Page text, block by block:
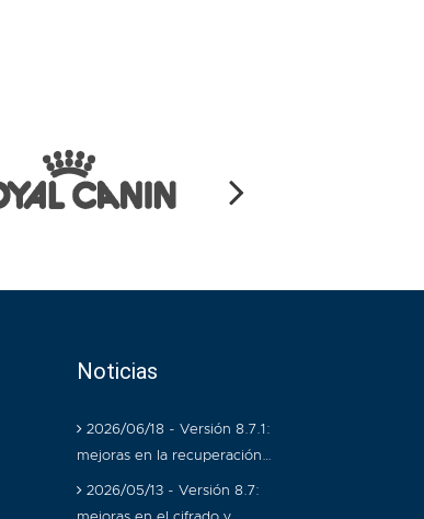
Noticias
2026/06/18 - Versión 8.7.1:
mejoras en la recuperación…
2026/05/13 - Versión 8.7: